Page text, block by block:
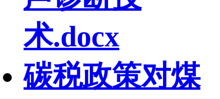
术.docx
碳税政策对煤